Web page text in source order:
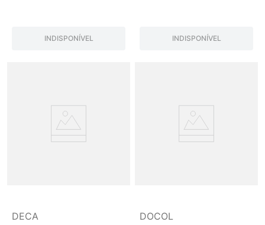
INDISPONÍVEL INDISPONÍVEL
DECA DOCOL